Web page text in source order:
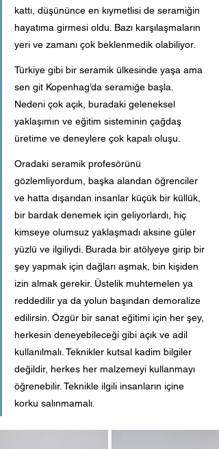
kattı, düşününce en kıymetlisi de seramiğin
hayatıma girmesi oldu. Bazı karşılaşmaların
yeri ve zamanı çok beklenmedik olabiliyor.
Türkiye gibi bir seramik ülkesinde yaşa ama
sen git Kopenhag’da seramiğe başla.
Nedeni çok açık, buradaki geleneksel
yaklaşımın ve eğitim sisteminin çağdaş
üretime ve deneylere çok kapalı oluşu.
Oradaki seramik profesörünü
gözlemliyordum, başka alandan öğrenciler
ve hatta dışarıdan insanlar küçük bir küllük,
bir bardak denemek için geliyorlardı, hiç
kimseye olumsuz yaklaşmadı aksine güler
yüzlü ve ilgiliydi. Burada bir atölyeye girip bir
şey yapmak için dağları aşmak, bin kişiden
izin almak gerekir. Üstelik muhtemelen ya
reddedilir ya da yolun başından demoralize
edilirsin. Özgür bir sanat eğitimi için her şey,
herkesin deneyebileceği gibi açık ve adil
kullanılmalı. Teknikler kutsal kadim bilgiler
değildir, herkes her malzemeyi kullanmayı
öğrenebilir. Teknikle ilgili insanların içine
korku salınmamalı.